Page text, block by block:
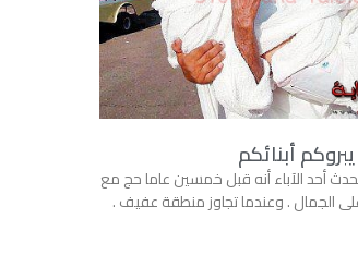
أبنائكم
أحد الآباء أنه قبل خمسين عاما حج مع
الجمال . وعندما تجاوز منطقة عفيف .